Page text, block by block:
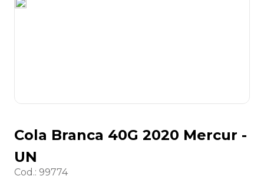
Cola Branca 40G 2020 Mercur -
UN
Cod.: 99774
8